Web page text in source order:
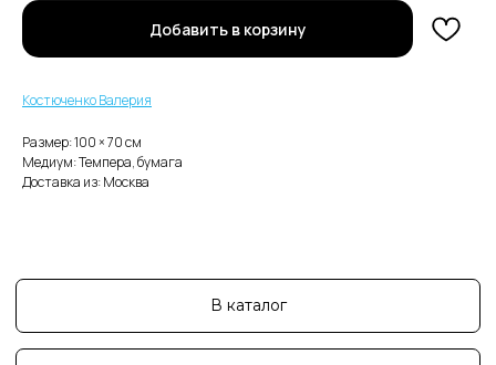
Добавить в корзину
Костюченко Валерия
Размер: 100 × 70 cм
Медиум: Темпера, бумага
Доставка из: Москва